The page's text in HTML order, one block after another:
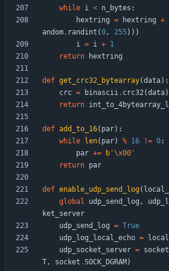
while i < n_bytes :
hextring = hextring +
andom. randint (0, 255) ) )
i = i + 1
return
hextring
def get_crc32_bytearray(data) :
crc = binascii. crc32(data)
return int_to_4bytearray_l
def add_to_16( par) :
while
len( par) % 16 != 0:
par += b ' \x00 '
return par
def enable_udp_send_log(
global
udp_send_log ,
ket_server
udp_send_log = True
udp_log_local_echo =
udp_socket_server = socket
T, socket .SOCK_DGRAM )